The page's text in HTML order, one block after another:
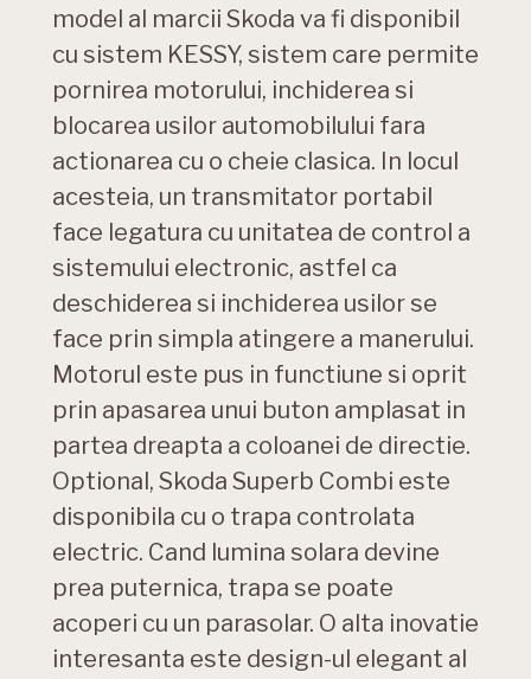
model al marcii Skoda va fi disponibil
cu sistem KESSY, sistem care permite
pornirea motorului, inchiderea si
blocarea usilor automobilului fara
actionarea cu o cheie clasica. In locul
acesteia, un transmitator portabil
face legatura cu unitatea de control a
sistemului electronic, astfel ca
deschiderea si inchiderea usilor se
face prin simpla atingere a manerului.
Motorul este pus in functiune si oprit
prin apasarea unui buton amplasat in
partea dreapta a coloanei de directie.
Optional, Skoda Superb Combi este
disponibila cu o trapa controlata
electric. Cand lumina solara devine
prea puternica, trapa se poate
acoperi cu un parasolar. O alta inovatie
interesanta este design-ul elegant al